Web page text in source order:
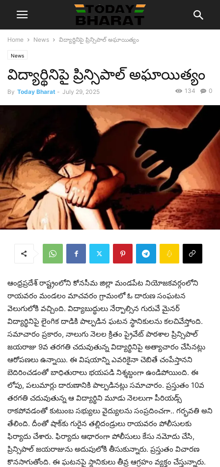
Home News విద్యార్థినిపై ప్రిన్సిపాల్ అఘాయిత్యం
News
విద్యార్థినిపై ప్రిన్సిపాల్ అఘాయిత్యం
By Today Bharat - July 29, 2025 0
134
ఆంధ్రప్రదేశ్ రాష్ట్రంలోని కోనసీమ జిల్లా మండపేట నియోజకవర్గంలోని
రాయవరం మండలం మాచవరం గ్రామంలో ఓ దారుణ‌ సంఘటన
వెలుగులోకి వచ్చింది. విద్యాబుద్ధులు నేర్పాల్సిన గురువే మైనర్
విద్యార్థినిపై లైంగిక దాడికి పాల్పడిన ఘటన స్థానికులను కలచివేస్తోంది.
సమాచారం ప్రకారం, నాలుగు నెలల క్రితం ప్రైవేట్ పాఠశాల ప్రిన్సిపాల్
జయరాజు 9వ తరగతి చదువుతున్న విద్యార్థినిపై అత్యాచారం చేసినట్లు
ఆరోపణలు ఉన్నాయి. ఈ విషయాన్ని ఎవరికైనా చెబితే చంపేస్తానని
బెదిరించడంతో బాధితురాలు భయపడి నిశ్శబ్దంగా ఉండిపోయింది. ఈ
లోపు, పలుమార్లు దారుణానికి పాల్పడినట్లు సమాచారం. ప్రస్తుతం 10వ
తరగతి చదువుతున్న ఆ విద్యార్థిని మూడు నెలలుగా పీరియడ్స్
రాకపోవడంతో కుటుంబ సభ్యులు వైద్యులను సంప్రదించగా.. గర్భవతి అని
తేలింది. దీంతో షాక్‌కు గురైన తల్లిదండ్రులు రాయవరం పోలీసులకు
ఫిర్యాదు చేశారు. ఫిర్యాదు ఆధారంగా పోలీసులు కేసు నమోదు చేసి,
ప్రిన్సిపాల్ జయరాజును అదుపులోకి తీసుకున్నారు. ప్రస్తుతం విచారణ
కొనసాగుతోంది. ఈ ఘటనపై స్థానికులు తీవ్ర ఆగ్రహం వ్యక్తం చేస్తున్నారు.